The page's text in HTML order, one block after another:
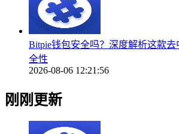
Bitpie钱包安全吗？深度解析这款
全性
2026-08-06 12:21:56
刚刚更新